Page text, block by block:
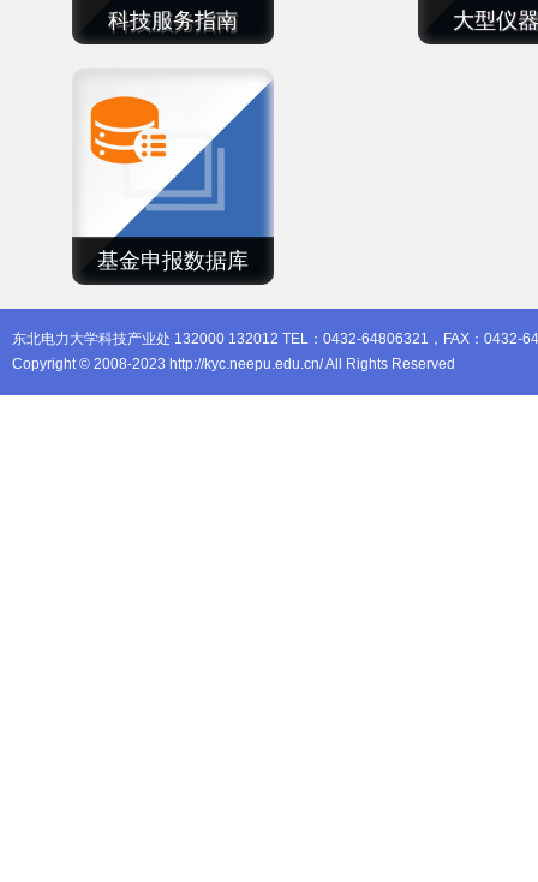
科技服务指南 大型仪
基金申报数据库
东北电力大学科技产业处 132000 132012 TEL：0432-64806321，FAX：0432-
Copyright © 2008-2023 http://kyc.neepu.edu.cn/ All Rights Reserved